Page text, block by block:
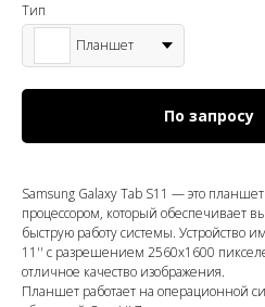
Тип
Планшет
По запросу
Samsung Galaxy Tab S11 — это
процессором, который обеспечивает
быструю работу системы. Устройство
11'' с разрешением 2560x1600
отличное качество изображения.
Планшет работает на операционной